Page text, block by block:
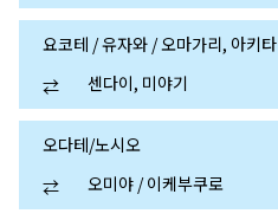
요코테 / 유자와 / 오마가리, 아키타
⇄
센다이, 미야기
오다테/노시오
⇄
오미야 / 이케부쿠로